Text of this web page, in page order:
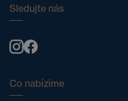
Sledujte nás
Co nabízíme